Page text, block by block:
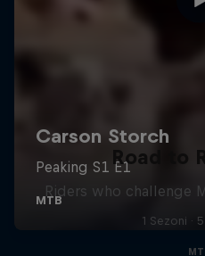
Road to
Riders who challenge
1 Sezoni ·